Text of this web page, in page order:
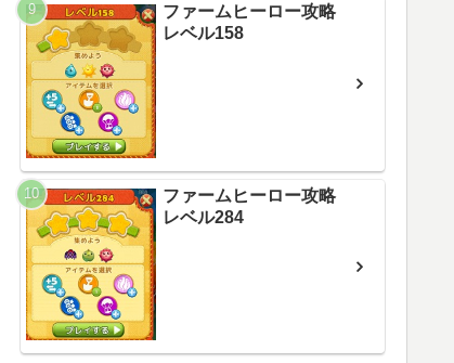
ファームヒーロー攻略
レベル158
ファームヒーロー攻略
レベル284